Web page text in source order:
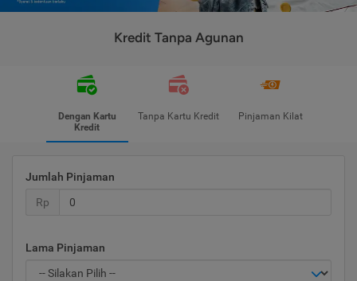
Kredit Tanpa Agunan
Dengan Kartu
Kredit
Tanpa Kartu Kredit Pinjaman Kilat
Jumlah Pinjaman
Rp
Lama Pinjaman